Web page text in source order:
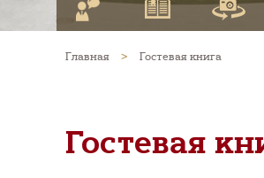
Главная > Гостевая книга
Гостевая